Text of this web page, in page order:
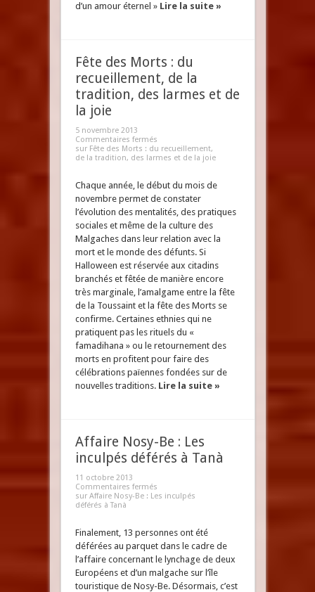
d’un amour éternel » Lire la suite »
Fête des Morts : du
recueillement, de la
tradition, des larmes et de
la joie
5 novembre 2013
Commentaires fermés
sur Fête des Morts : du recueillement,
de la tradition, des larmes et de la joie
Chaque année, le début du mois de
novembre permet de constater
l’évolution des mentalités, des pratiques
sociales et même de la culture des
Malgaches dans leur relation avec la
mort et le monde des défunts. Si
Halloween est réservée aux citadins
branchés et fêtée de manière encore
très marginale, l’amalgame entre la fête
de la Toussaint et la fête des Morts se
confirme. Certaines ethnies qui ne
pratiquent pas les rituels du «
famadihana » ou le retournement des
morts en profitent pour faire des
célébrations païennes fondées sur de
nouvelles traditions. Lire la suite »
Affaire Nosy-Be : Les
inculpés déférés à Tanà
11 octobre 2013
Commentaires fermés
sur Affaire Nosy-Be : Les inculpés
déférés à Tanà
Finalement, 13 personnes ont été
déférées au parquet dans le cadre de
l’affaire concernant le lynchage de deux
Européens et d’un malgache sur l’île
touristique de Nosy-Be. Désormais, c’est